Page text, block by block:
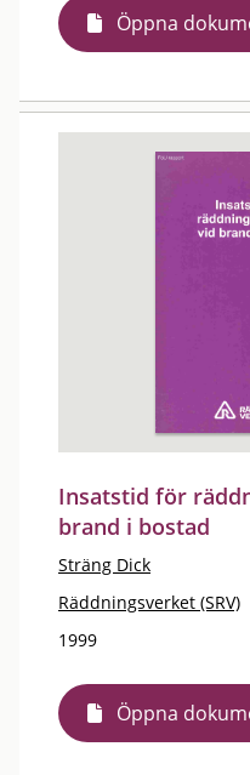
Öppna
Insatstid för
brand i bostad
Sträng Dick
Räddningsverket (SRV)
1999
Öppna